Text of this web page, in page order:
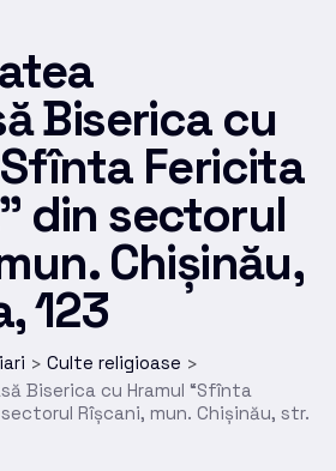
Biserica cu
Fericita
din sectorul
Chișinău,
123
> Culte religioase >
Biserica cu Hramul “Sfînta
Rîșcani, mun. Chișinău, str.